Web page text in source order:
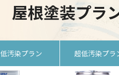
屋根塗装プラ
低汚染プラン 超低汚染プラ